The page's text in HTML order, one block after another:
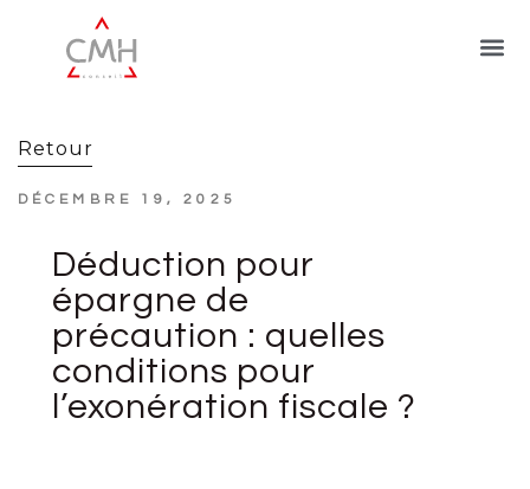
Retour
DÉCEMBRE 19, 2025
Déduction pour
épargne de
précaution : quelles
conditions pour
l’exonération fiscale ?